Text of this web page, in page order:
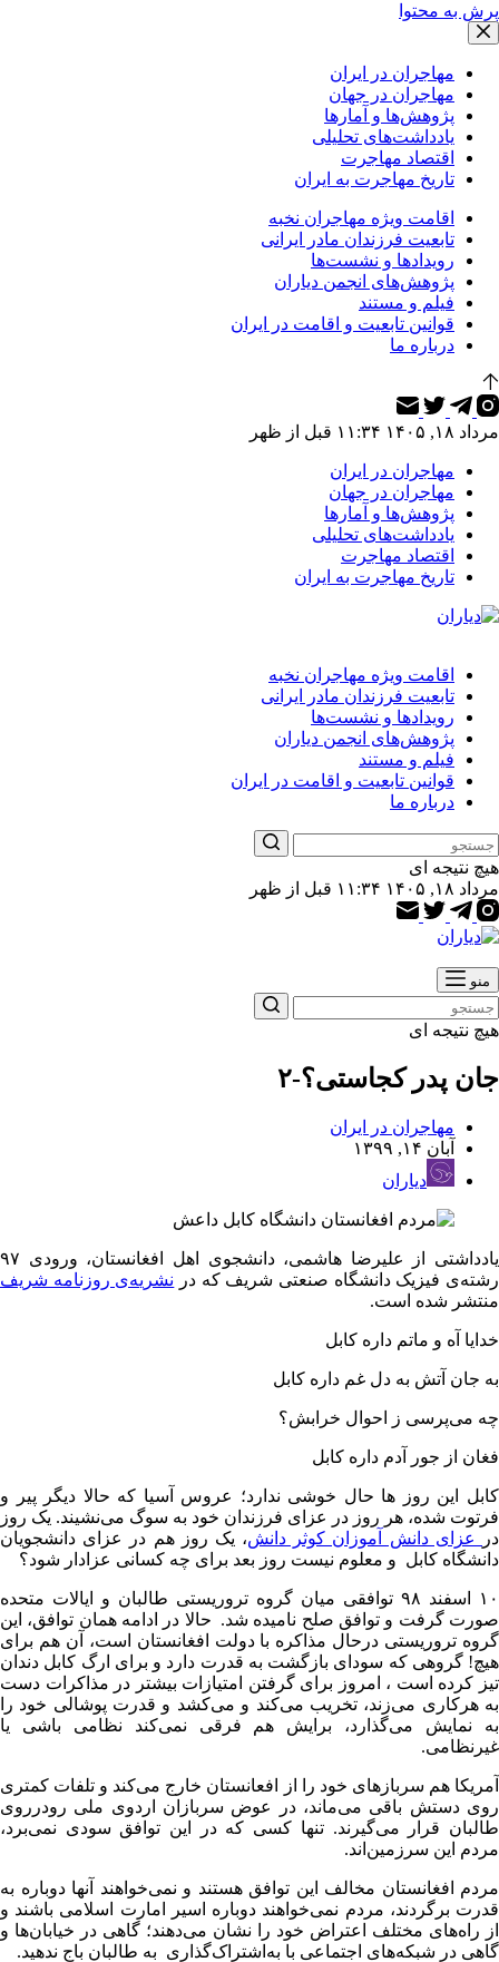
پرش به محتوا
مهاجران در ایران
مهاجران در جهان
پژوهش‌ها و آمارها
یادداشت‌های تحلیلی
اقتصاد مهاجرت
تاریخ مهاجرت به ایران
اقامت ویژه مهاجران نخبه
تابعیت فرزندان مادر ایرانی
رویدادها و نشست‌ها
پژوهش‌های انجمن دیاران
فیلم و مستند
قوانین تابعیت و اقامت در ایران
درباره ما
مرداد ۱۸, ۱۴۰۵ ۱۱:۳۴ قبل از ظهر
مهاجران در ایران
مهاجران در جهان
پژوهش‌ها و آمارها
یادداشت‌های تحلیلی
اقتصاد مهاجرت
تاریخ مهاجرت به ایران
اقامت ویژه مهاجران نخبه
تابعیت فرزندان مادر ایرانی
رویدادها و نشست‌ها
پژوهش‌های انجمن دیاران
فیلم و مستند
قوانین تابعیت و اقامت در ایران
درباره ما
هیچ نتیجه ای
مرداد ۱۸, ۱۴۰۵ ۱۱:۳۴ قبل از ظهر
منو
هیچ نتیجه ای
جان پدر کجاستی؟-۲
مهاجران در ایران
آبان ۱۴, ۱۳۹۹
دیاران
یادداشتی از علیرضا هاشمی، دانشجوی اهل افغانستان، ورودی ۹۷
رشته‌ی فیزیک دانشگاه صنعتی شریف که در نشریه‌ی روزنامه‌ شریف
منتشر شده است.
خدایا آه و ماتم داره کابل
به جان آتش به دل غم داره کابل
چه می‌پرسی ز احوال خرابش؟
فغان از جور آدم داره کابل
کابل این روز ها حال خوشی ندارد؛ عروس آسیا که حالا دیگر پیر و
فرتوت شده، هر روز در عزای فرزندان خود به سوگ می‌نشیند. یک روز
در
عزای دانش آموزان کوثر دانش، یک روز هم در عزای دانشجویان
دانشگاه کابل و معلوم نیست روز بعد برای چه کسانی عزادار شود؟
۱۰ اسفند ۹۸ توافقی میان گروه تروریستی طالبان و ایالات متحده
صورت گرفت و توافق صلح نامیده شد. حالا در ادامه همان توافق، این
گروه تروریستی درحال مذاکره با دولت افغانستان است، آن هم برای
هیچ! گروهی که سودای بازگشت به قدرت دارد و برای ارگ کابل دندان
تیز کرده است ، امروز برای گرفتن امتیازات بیشتر در مذاکرات دست
به هرکاری می‌زند، تخریب می‌کند و می‌کشد و قدرت پوشالی خود را
به نمایش می‌گذارد، برایش هم فرقی نمی‌کند نظامی باشی یا
غیرنظامی.
آمریکا هم سربازهای خود را از افعانستان خارج می‌کند و تلفات کمتری
روی دستش باقی می‌ماند، در عوض سربازان اردوی ملی رودرروی
طالبان قرار می‌گیرند. تنها کسی که در این توافق سودی نمی‌برد،
مردم این سرزمین‌اند.
مردم افغانستان مخالف این توافق هستند و نمی‌خواهند آنها دوباره به
قدرت برگردند، مردم نمی‌خواهند دوباره اسیر امارت اسلامی باشند و
از راه‌های مختلف اعتراض خود را نشان می‌دهند؛ گاهی در خیابان‌ها و
گاهی در شبکه‌های اجتماعی با به‌اشتراک‌گذاری به طالبان باج ندهید.